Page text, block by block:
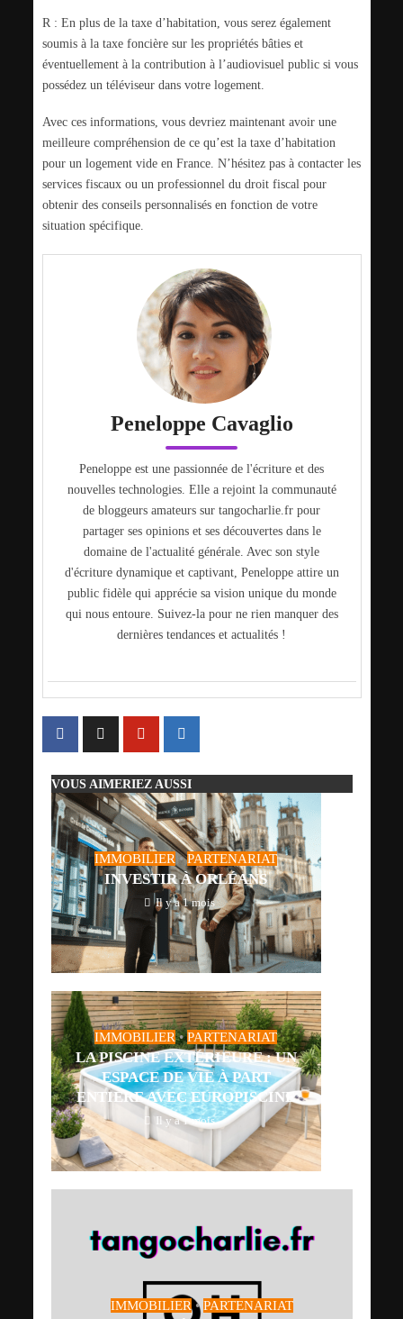
R : En plus de la taxe d’habitation, vous serez également
soumis à la taxe foncière sur les propriétés bâties et
éventuellement à la contribution à l’audiovisuel public si vous
possédez un téléviseur dans votre logement.
Avec ces informations, vous devriez maintenant avoir une
meilleure compréhension de ce qu’est la taxe d’habitation
pour un logement vide en France. N’hésitez pas à contacter les
services fiscaux ou un professionnel du droit fiscal pour
obtenir des conseils personnalisés en fonction de votre
situation spécifique.
Peneloppe Cavaglio
Peneloppe est une passionnée de l'écriture et des
nouvelles technologies. Elle a rejoint la communauté
de bloggeurs amateurs sur tangocharlie.fr pour
partager ses opinions et ses découvertes dans le
domaine de l'actualité générale. Avec son style
d'écriture dynamique et captivant, Peneloppe attire un
public fidèle qui apprécie sa vision unique du monde
qui nous entoure. Suivez-la pour ne rien manquer des
dernières tendances et actualités !
VOUS AIMERIEZ AUSSI
IMMOBILIER • PARTENARIAT
INVESTIR À ORLÉANS
Il y a 1 mois
IMMOBILIER • PARTENARIAT
LA PISCINE EXTÉRIEURE : UN
ESPACE DE VIE À PART
ENTIÈRE AVEC EUROPISCINE
Il y a 1 mois
IMMOBILIER • PARTENARIAT